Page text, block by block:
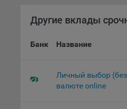
Другие вклады
Банк Название
Личный выбор
валюте online